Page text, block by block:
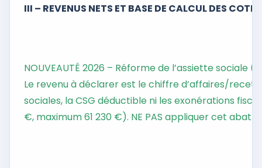
III – REVENUS NETS ET BASE DE CALCUL DES
NOUVEAUTÉ 2026 – Réforme de l’assiette sociale
Le revenu à déclarer est le chiffre d’affaires/
sociales, la CSG déductible ni les exonérations
€, maximum 61 230 €). NE PAS appliquer cet